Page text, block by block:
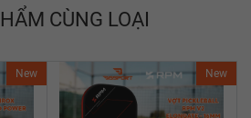
CÙNG LOẠI
New New